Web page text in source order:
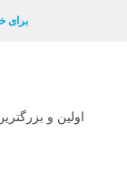
برای
اولین و